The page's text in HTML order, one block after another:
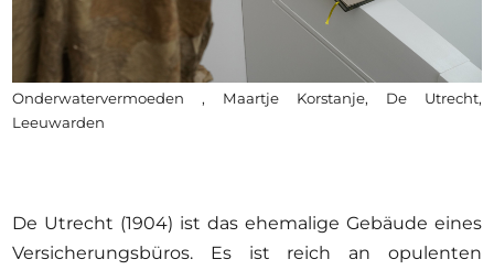
Onderwatervermoeden , Maartje Korstanje, De Utrecht,
Leeuwarden
De Utrecht (1904) ist das ehemalige Gebäude eines
Versicherungsbüros. Es ist reich an opulenten